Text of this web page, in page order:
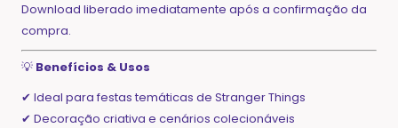
Download liberado imediatamente após a confirmação da
compra.
💡 Benefícios & Usos
✔ Ideal para festas temáticas de Stranger Things
✔ Decoração criativa e cenários colecionáveis